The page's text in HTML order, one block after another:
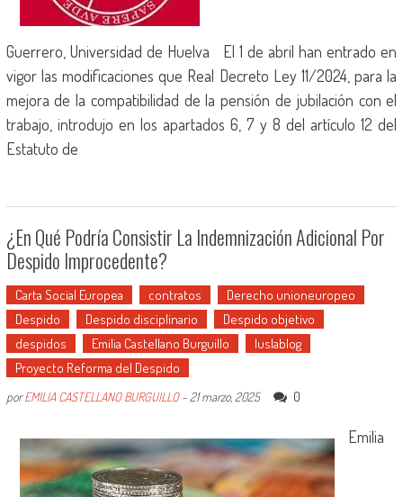
Guerrero, Universidad de Huelva El 1 de abril han entrado en
vigor las modificaciones que Real Decreto Ley 11/2024, para la
mejora de la compatibilidad de la pensión de jubilación con el
trabajo, introdujo en los apartados 6, 7 y 8 del artículo 12 del
Estatuto de
¿En Qué Podría Consistir La Indemnización Adicional Por
Despido Improcedente?
Carta Social Europea contratos
Derecho unioneuropeo
Despido
Despido disciplinario
Despido objetivo
despidos
Emilia Castellano Burguillo
Iuslablog
Proyecto Reforma del Despido
porEMILIA CASTELLANO BURGUILLO- 21 marzo, 2025 0
Emilia